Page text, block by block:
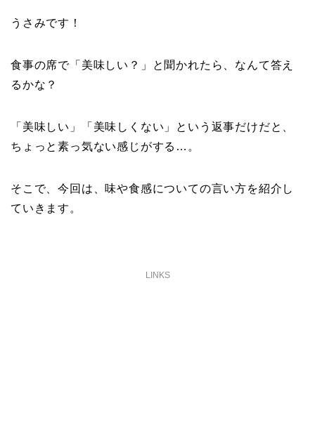
うさみです！
食事の席で「美味しい？」と聞かれたら、なんて答え
るかな？
「美味しい」「美味しくない」という返事だけだと、
ちょっと素っ気ない感じがする…。
そこで、今回は、味や食感についての言い方を紹介し
ていきます。
LINKS